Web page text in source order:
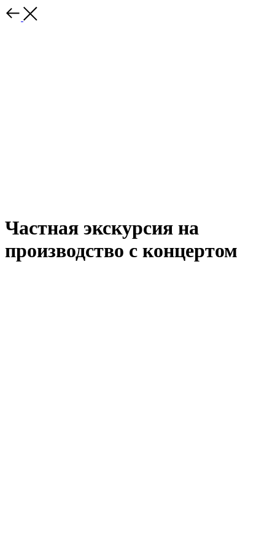
Частная экскурсия на
производство с концертом